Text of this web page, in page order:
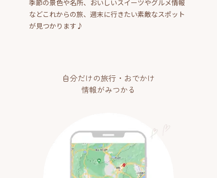
季節の景色や名所、おいしいスイーツやグルメ情報
などこれからの旅、週末に行きたい素敵なスポット
が見つかります♪
自分だけの旅行・おでかけ
情報がみつかる